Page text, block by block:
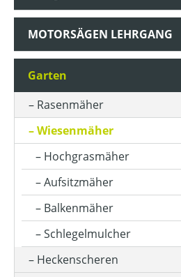
ARBEITSSTUFENANZAHL
AUSWURFART
BETRIEBSART
FAHRANTRIEBSART
FARBE (GERÄT)
GESCHWINDIGKEIT MAX (IN
MOTORSÄGEN LEHRGANG
Garten
Rasenmäher
Wiesenmäher
Hochgrasmäher
Aufsitzmäher
Balkenmäher
Schlegelmulcher
Heckenscheren